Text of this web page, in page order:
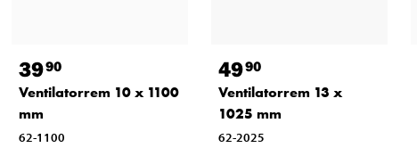
3990
Ventilatorrem 10 x 1100
mm
62-1100
4990
Ventilatorrem 13 x
1025 mm
62-2025